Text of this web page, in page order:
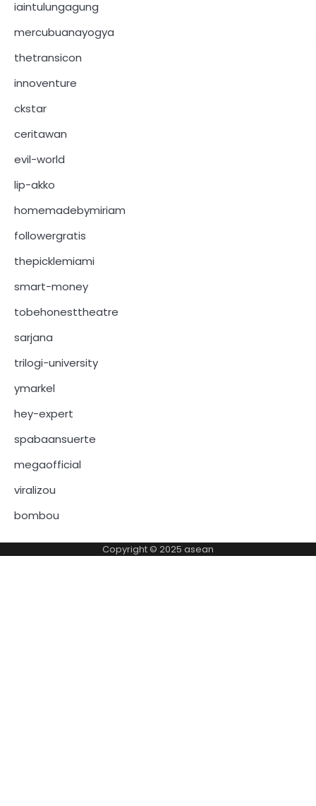
iaintulungagung
mercubuanayogya
thetransicon
innoventure
ckstar
ceritawan
evil-world
lip-akko
homemadebymiriam
followergratis
thepicklemiami
smart-money
tobehonesttheatre
sarjana
trilogi-university
ymarkel
hey-expert
spabaansuerte
megaofficial
viralizou
bombou
Copyright © 2025 asean